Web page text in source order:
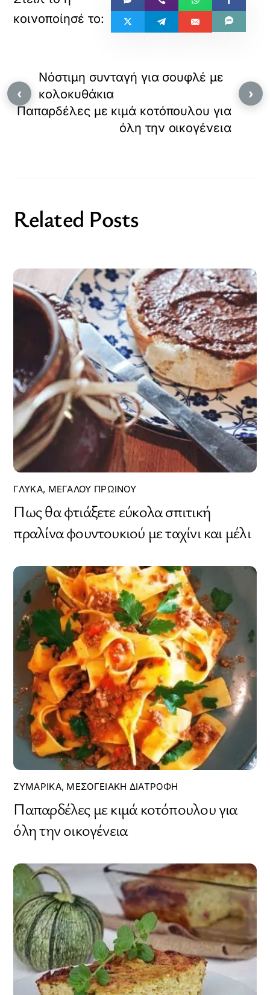
Νόστιμη συνταγή για σουφλέ με
κολοκυθάκια
Παπαρδέλες με κιμά κοτόπουλου για
όλη την οικογένεια
Related Posts
ΓΛΥΚΆ, ΜΕΓΆΛΟΥ ΠΡΩΙΝΟΎ
Πως θα φτιάξετε εύκολα σπιτική
πραλίνα φουντουκιού με ταχίνι και μέλι
ΖΥΜΑΡΙΚΆ, ΜΕΣΟΓΕΙΑΚΉ ΔΙΑΤΡΟΦΉ
Παπαρδέλες με κιμά κοτόπουλου για
όλη την οικογένεια
‹ ›